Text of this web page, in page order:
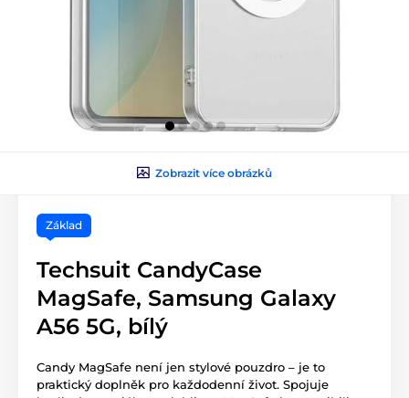
Zobrazit více obrázků
Základ
Techsuit CandyCase
MagSafe, Samsung Galaxy
A56 5G, bílý
Candy MagSafe není jen stylové pouzdro – je to
praktický doplněk pro každodenní život. Spojuje